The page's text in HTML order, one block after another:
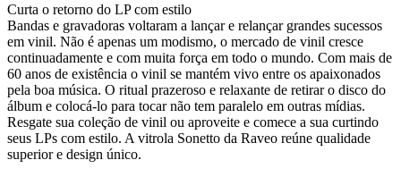
Curta o retorno do LP com estilo
Bandas e gravadoras voltaram a lançar e relançar grandes sucessos
em vinil. Não é apenas um modismo, o mercado de vinil cresce
continuadamente e com muita força em todo o mundo. Com mais de
60 anos de existência o vinil se mantém vivo entre os apaixonados
pela boa música. O ritual prazeroso e relaxante de retirar o disco do
álbum e colocá-lo para tocar não tem paralelo em outras mídias.
Resgate sua coleção de vinil ou aproveite e comece a sua curtindo
seus LPs com estilo. A vitrola Sonetto da Raveo reúne qualidade
superior e design único.